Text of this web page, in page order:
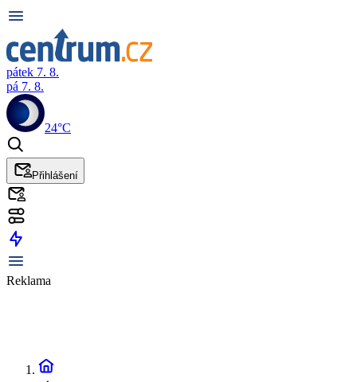
pátek 7. 8.
pá 7. 8.
24°C
Přihlášení
Reklama